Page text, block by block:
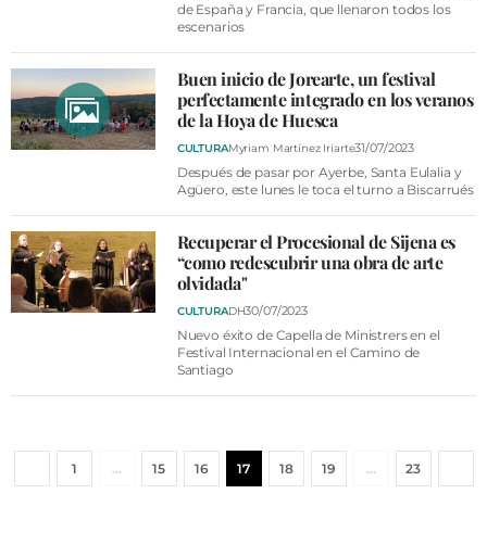
de España y Francia, que llenaron todos los
escenarios
Buen inicio de Jorearte, un festival
perfectamente integrado en los veranos
de la Hoya de Huesca
CULTURAMyriam Martínez Iriarte31/07/2023
Después de pasar por Ayerbe, Santa Eulalia y
Agüero, este lunes le toca el turno a Biscarrués
Recuperar el Procesional de Sijena es
“como redescubrir una obra de arte
olvidada"
CULTURADH30/07/2023
Nuevo éxito de Capella de Ministrers en el
Festival Internacional en el Camino de
Santiago
1 … 15 16 17 18 19 … 23